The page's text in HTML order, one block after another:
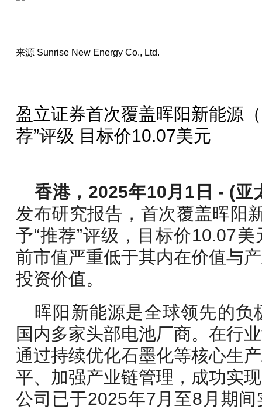
来源 Sunrise New Energy Co., Ltd.
盈立证券首次覆盖晖阳新能源
荐”评级 目标价10.07美元
香港，2025年10月1日 - (亚
发布研究报告，首次覆盖晖阳
予“推荐”评级，目标价10.07
前市值严重低于其内在价值与
投资价值。
晖阳新能源是全球领先的
国内多家头部电池厂商。在行
通过持续优化石墨化等核心生
平、加强产业链管理，成功实
公司已于2025年7月至8月期